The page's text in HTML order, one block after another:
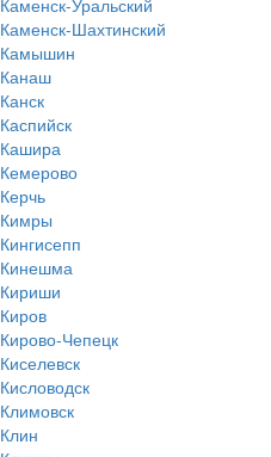
Каменск-Уральский
Каменск-Шахтинский
Камышин
Канаш
Канск
Каспийск
Кашира
Кемерово
Керчь
Кимры
Кингисепп
Кинешма
Кириши
Киров
Кирово-Чепецк
Киселевск
Кисловодск
Климовск
Клин